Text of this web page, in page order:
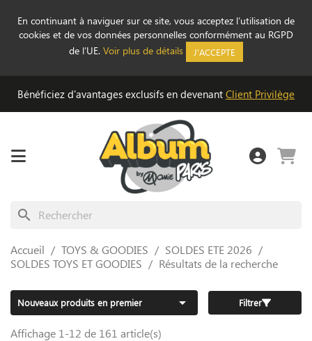
En continuant à naviguer sur ce site, vous acceptez l’utilisation de
cookies et de vos données personnelles conformément au RGPD
de l’UE. Voir plus de détails J'ACCEPTE
Bénéficiez d'avantages exclusifs en devenant Client Privilège
search
Accueil TOYS & GOODIES
SOLDES ETE 2026
SOLDES TOYS ET GOODIES
Résultats de la recherche
Nouveaux produits en premier  Filtrer
Affichage 1-12 de 161 article(s)